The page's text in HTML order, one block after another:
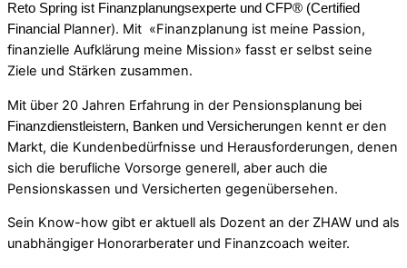
Reto Spring ist Finanzplanungsexperte und CFP® (Certified
Financial Planner). Mit «Finanzplanung ist meine Passion,
finanzielle Aufklärung meine Mission» fasst er selbst seine
Ziele und Stärken zusammen.
Mit über 20 Jahren Erfahrung in der Pensionsplanung bei
Finanzdienstleistern, Banken und Versicherungen kennt er den
Markt, die Kundenbedürfnisse und Herausforderungen, denen
sich die berufliche Vorsorge generell, aber auch die
Pensionskassen und Versicherten gegenübersehen.
Sein Know-how gibt er aktuell als Dozent an der ZHAW und als
unabhängiger Honorarberater und Finanzcoach weiter.